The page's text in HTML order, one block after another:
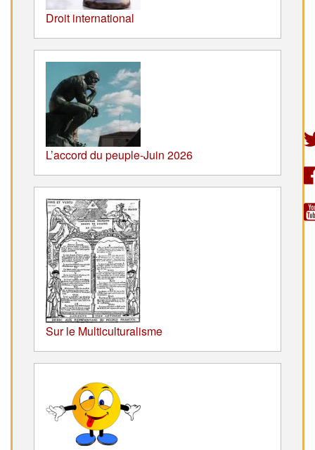
Droit international
L’accord du peuple-Juin 2026
Sur le Multiculturalisme